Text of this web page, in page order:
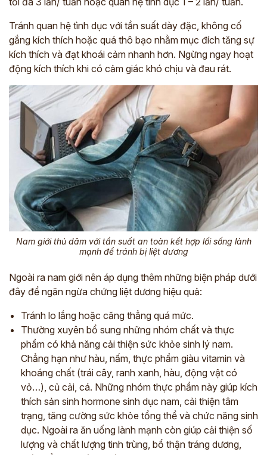
Tránh quan hệ tình dục với tần suất dày đặc, không cố
gắng kích thích hoặc quá thô bạo nhằm mục đích tăng sự
kích thích và đạt khoái cảm nhanh hơn. Ngừng ngay hoạt
động kích thích khi có cảm giác khó chịu và đau rát.
Nam giới thủ dâm với tần suất an toàn kết hợp lối sống lành
mạnh để tránh bị liệt dương
Ngoài ra nam giới nên áp dụng thêm những biện pháp dưới
đây để ngăn ngừa chứng liệt dương hiệu quả:
Tránh lo lắng hoặc căng thẳng quá mức.
Thường xuyên bổ sung những nhóm chất và thực
phẩm có khả năng cải thiện sức khỏe sinh lý nam.
Chẳng hạn như hàu, nấm, thực phẩm giàu vitamin và
khoáng chất (trái cây, ranh xanh, hàu, động vật có
vỏ…), củ cải, cá. Những nhóm thực phẩm này giúp kích
thích sản sinh hormone sinh dục nam, cải thiện tâm
trạng, tăng cường sức khỏe tổng thể và chức năng sinh
dục. Ngoài ra ăn uống lành mạnh còn giúp cải thiện số
lượng và chất lượng tinh trùng, bổ thận tráng dương,